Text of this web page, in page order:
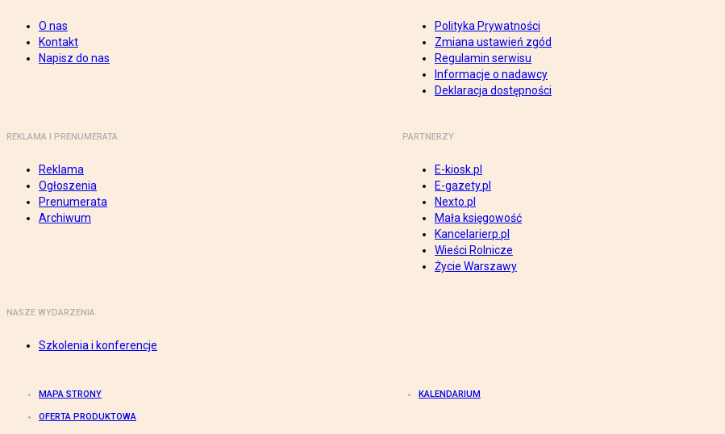
O nas
Kontakt
Napisz do nas
Polityka Prywatności
Zmiana ustawień zgód
Regulamin serwisu
Informacje o nadawcy
Deklaracja dostępności
REKLAMA I PRENUMERATA
Reklama
Ogłoszenia
Prenumerata
Archiwum
PARTNERZY
E-kiosk.pl
E-gazety.pl
Nexto.pl
Mała księgowość
Kancelarierp.pl
Wieści Rolnicze
Życie Warszawy
NASZE WYDARZENIA
Szkolenia i konferencje
MAPA STRONY KALENDARIUM
OFERTA PRODUKTOWA